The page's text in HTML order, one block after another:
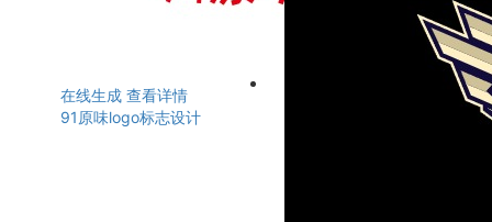
在线生成 查看详情
91原味logo标志设计